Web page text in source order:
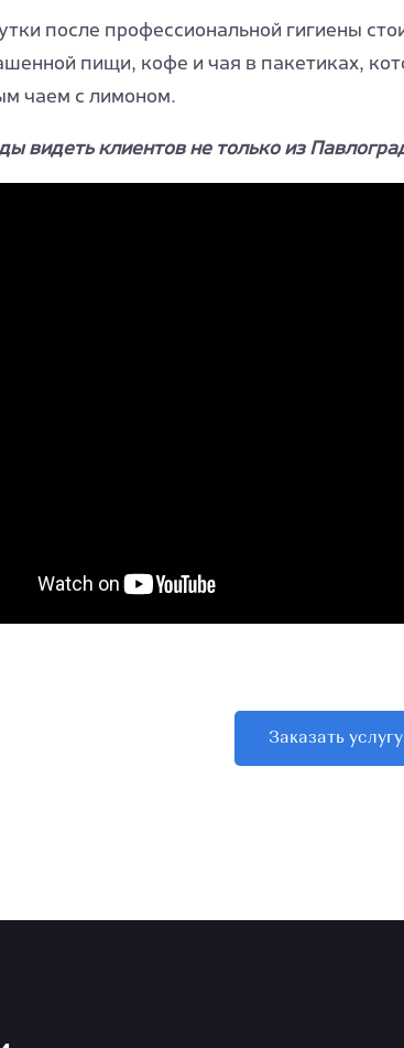
после профессиональной гигиены
пищи, кофе и чая в пакетиках,
чаем с лимоном.
видеть клиентов не только из
Заказать услугу